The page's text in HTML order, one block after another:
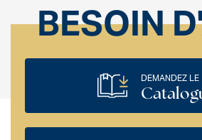
BESOIN
DEMANDEZ LE